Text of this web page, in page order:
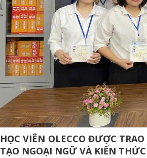
HỌC VIÊN OLECCO ĐƯỢC
TẠO NGOẠI NGỮ VÀ KIẾN